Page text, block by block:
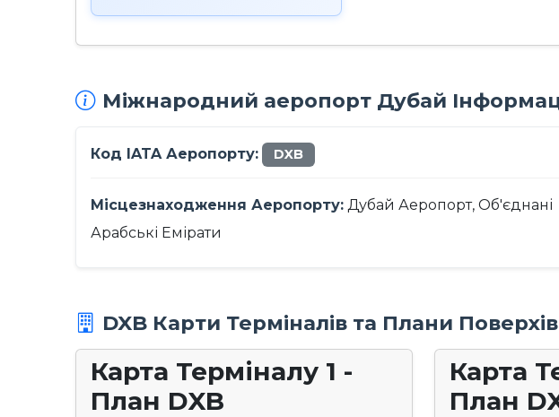
Міжнародний аеропорт Дубай
Код IATA Аеропорту: DXB
Місцезнаходження Аеропорту: Дубай Аеропорт, Об'єднані
Арабські Емірати
DXB Карти Терміналів та Плани Поверхів
Карта Терміналу 1 -
План DXB
Карта
План